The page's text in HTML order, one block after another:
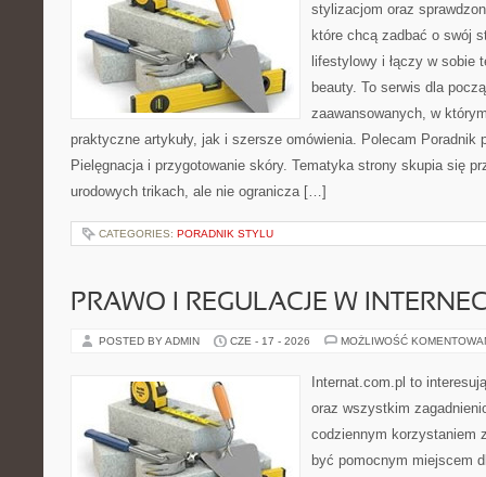
stylizacjom oraz
które chcą zadbać o swój
lifestylowy i łączy w sobie
beauty. To serwis dla
zaawansowanych, w
praktyczne artykuły, jak i szersze omówienia. Polecam
Pielęgnacja i przygotowanie skóry. Tematyka strony skupia się
urodowych trikach, ale nie ogranicza […]
CATEGORIES: PORADNIK STYLU
PRAWO I REGULACJE W
POSTED BY ADMIN CZE - 17 - 2026 MOŻLIWOŚĆ
Internat.com.pl to
oraz wszystkim
codziennym korzystaniem
być pomocnym miejscem